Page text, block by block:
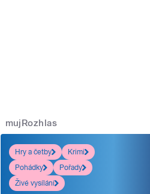
mujRozhlas
Hry a četby
Krimi
Pohádky
Pořady
Živé vysílání